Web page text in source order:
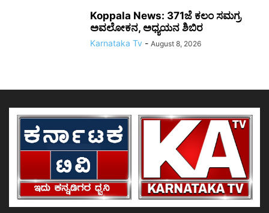
Koppala News: 371ಜೆ ಕಲಂ ಸಮಗ್ರ
ಅವಲೋಕನ, ಅಧ್ಯಯನ ಶಿಬಿರ
Karnataka Tv - August 8, 2026